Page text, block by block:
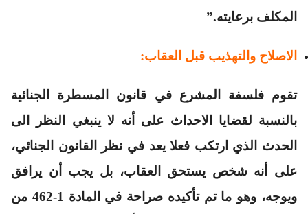
المكلف برعايته.”
الاصلاح والتهذيب قبل العقاب:
تقوم فلسفة المشرع في قانون المسطرة الجنائية
بالنسبة لقضايا الاحداث على أنه لا ينبغي النظر الى
الحدث الذي ارتكب فعلا يعد في نظر القانون الجنائي،
على أنه شخص يستحق العقاب، بل يجب أن يرافق
ويوجه، وهو ما تم تأكيده صراحة في المادة 1-462 من